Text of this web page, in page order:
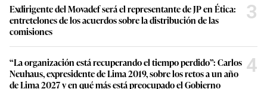
Exdirigente del Movadef será el representante de JP en Ética:
entretelones de los acuerdos sobre la distribución de las
comisiones
3
“La organización está recuperando el tiempo perdido”: Carlos
Neuhaus, expresidente de Lima 2019, sobre los retos a un año
de Lima 2027 y en qué más está preocupado el Gobierno
4